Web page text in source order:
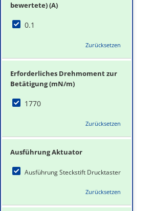
bewertete) (A)
0.1
Zurücksetzen
Erforderliches Drehmoment zur
Betätigung (mN/m)
1770
Zurücksetzen
Ausführung Aktuator
Ausführung Steckstift Drucktaster
Zurücksetzen